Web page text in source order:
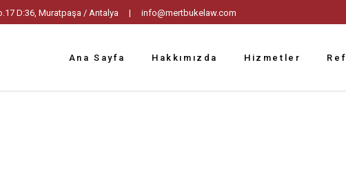
D:36, Muratpaşa / Antalya | info@mertbukelaw.com
Ana Sayfa Hakkımızda Hizmetler